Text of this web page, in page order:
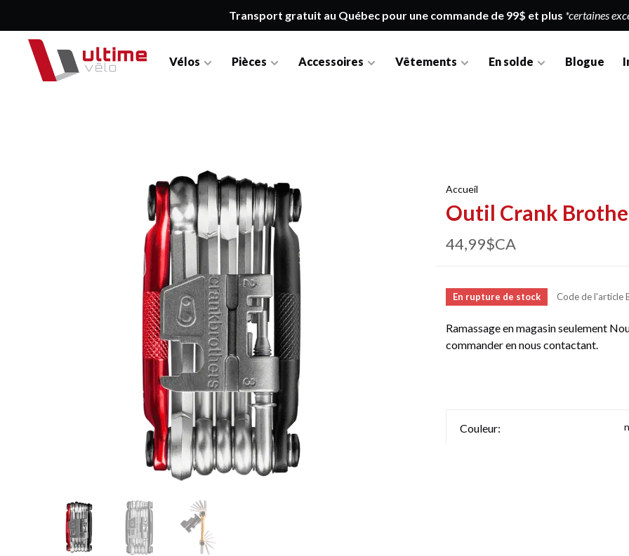
Transport gratuit au Québec pour une commande de 99$ et plus *certaines
Vélos Pièces Accessoires Vêtements En solde Blogue
Accueil
Outil Crank
44,99$CA
En rupture de stock Code de l'article
Ramassage en magasin seulement
commander en nous contactant.
Couleur: